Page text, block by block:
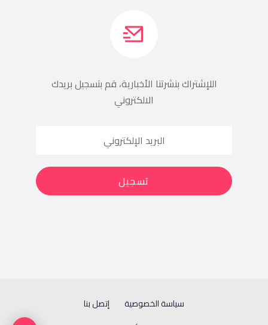
اللإشتراك بنشرتنا الأخبارية، قم بتسجيل بريدك
الالكتروني
سياسة الخصوصية
إتصل بنا